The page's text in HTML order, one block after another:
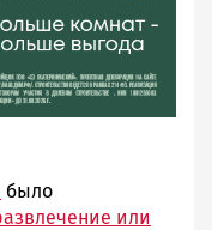
было
или